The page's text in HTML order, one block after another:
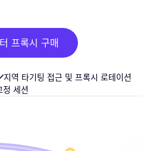
프록시 구매
지역 타기팅 접근 및 프록시 로테이션
정 세션